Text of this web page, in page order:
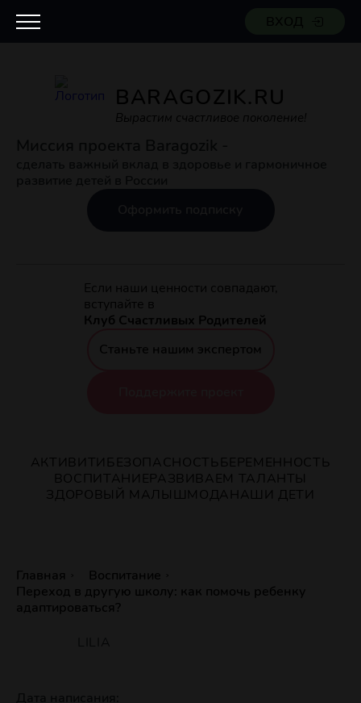
BARAGOZIK.RU
Вырастим счастливое поколение!
Если наши ценности совпадают,
вступайте в
Клуб Счастливых Родителей
Станьте нашим экспертом
АКТИВИТИ БЕЗОПАСНОСТЬ БЕРЕМЕННОСТЬ
ВОСПИТАНИЕРАЗВИВАЕМ ТАЛАНТЫ
ЗДОРОВЫЙ МАЛЫШМОДА НАШИ ДЕТИ
Главная
Воспитание
Переход в другую школу: как помочь ребенку
адаптироваться?